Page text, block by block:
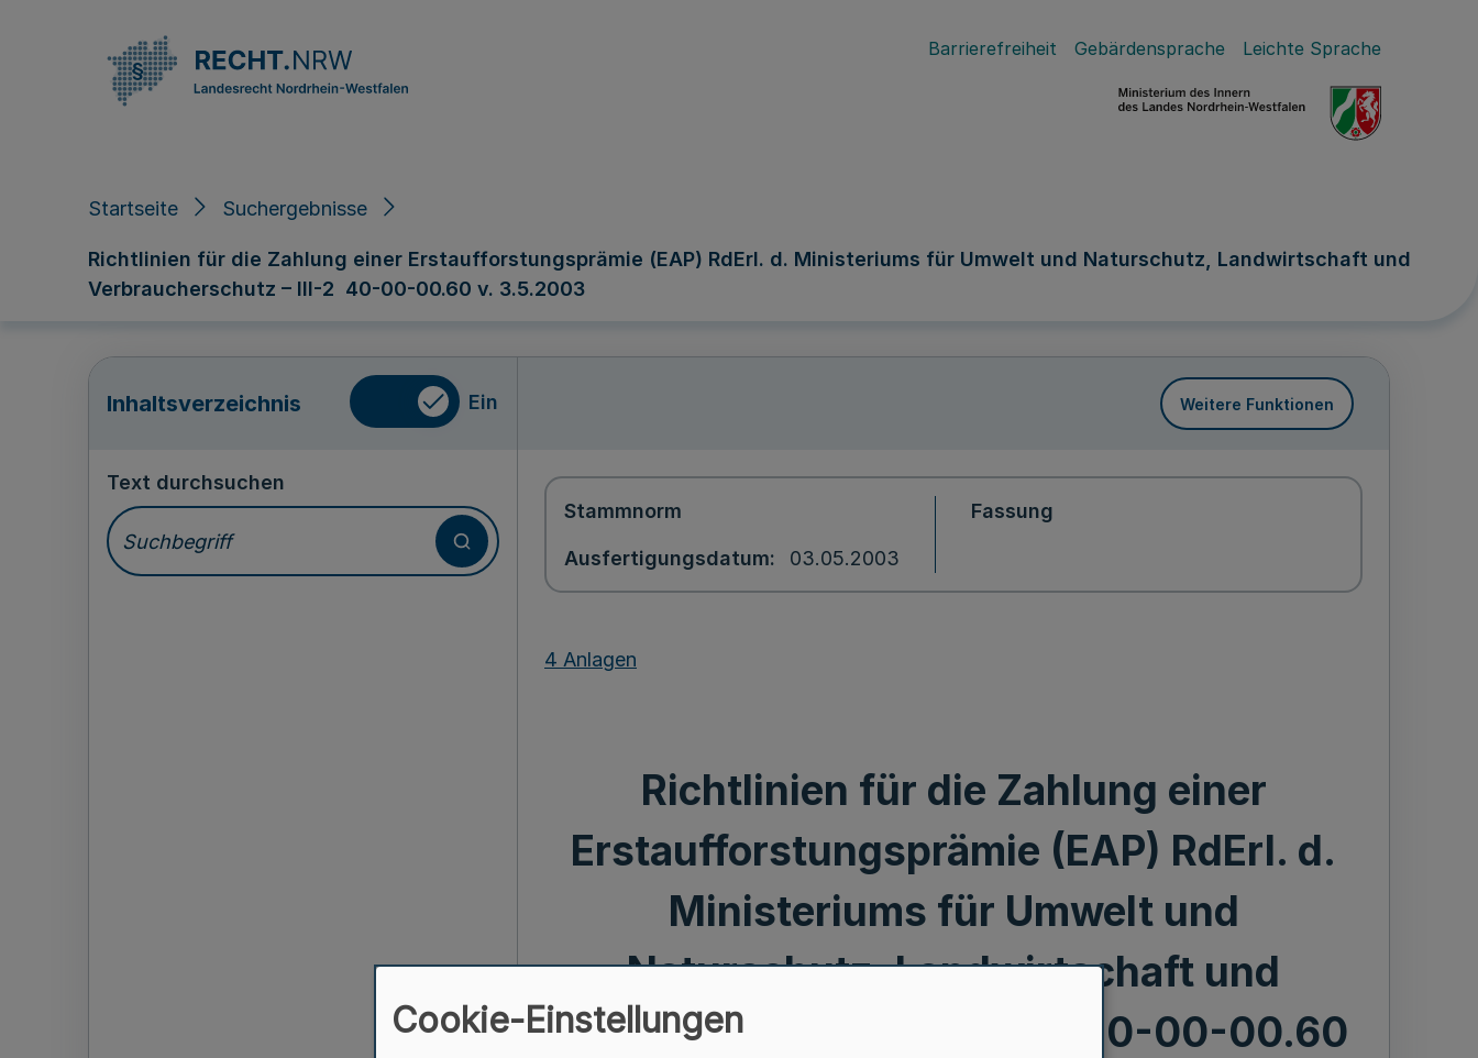
Barrierefreiheit Gebärdensprache Leichte Sprache
Startseite Suchergebnisse
Richtlinien für die Zahlung einer Erstaufforstungsprämie (EAP) RdErl. d. Ministeriums für Umwelt und Naturschutz, Landwirtschaft und
Verbraucherschutz – III-2 40-00-00.60 v. 3.5.2003
Inhaltsverzeichnis Ein Weitere Funktionen
Text durchsuchen
Stammnorm
Ausfertigungsdatum 03.05.2003
Fassung
4 Anlagen
Richtlinien für die Zahlung einer
Erstaufforstungsprämie (EAP) RdErl. d.
Ministeriums für Umwelt und
Naturschutz, Landwirtschaft und
Verbraucherschutz – III-2 40-00-00.60
Cookie-Einstellungen